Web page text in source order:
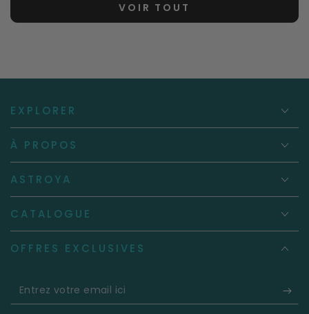
VOIR TOUT
EXPLORER
À PROPOS
ASTROYA
CATALOGUE
OFFRES EXCLUSIVES
Entrez
votre